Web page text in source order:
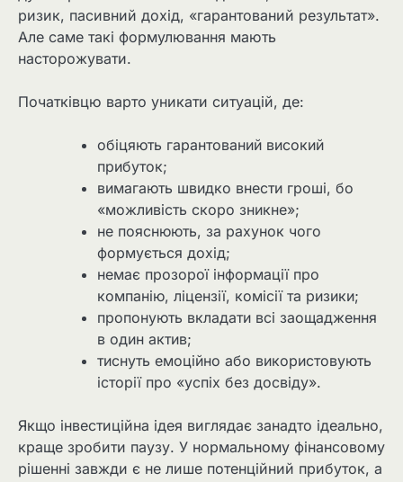
ризик, пасивний дохід, «гарантований результат».
Але саме такі формулювання мають
насторожувати.
Початківцю варто уникати ситуацій, де:
обіцяють гарантований високий
прибуток;
вимагають швидко внести гроші, бо
«можливість скоро зникне»;
не пояснюють, за рахунок чого
формується дохід;
немає прозорої інформації про
компанію, ліцензії, комісії та ризики;
пропонують вкладати всі заощадження
в один актив;
тиснуть емоційно або використовують
історії про «успіх без досвіду».
Якщо інвестиційна ідея виглядає занадто ідеально,
краще зробити паузу. У нормальному фінансовому
рішенні завжди є не лише потенційний прибуток, а